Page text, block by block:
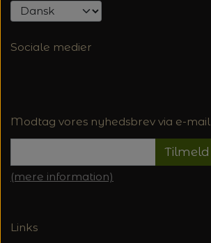
Sociale medier
Modtag vores nyhedsbrev via e-mail
Tilmeld
(mere information)
Links